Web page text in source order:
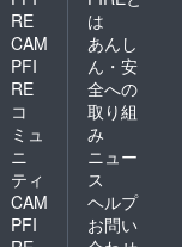
RE
CAM
PFI
RE
コ
ミュ
ニ
ティ
CAM
PFI
は
あんし
ん・安
全への
取り組
み
ニュー
ス
ヘルプ
お問い